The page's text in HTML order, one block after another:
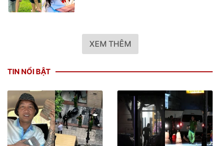
XEM THÊM
TIN NỔI BẬT